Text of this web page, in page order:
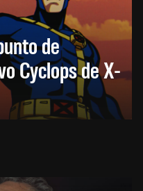
de
Cyclops de X-